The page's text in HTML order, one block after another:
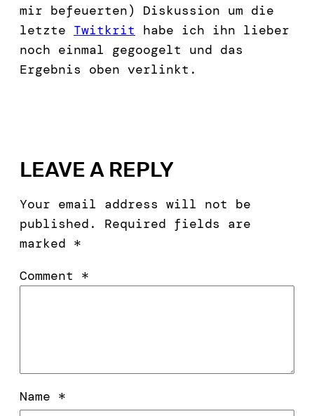
mir befeuerten) Diskussion um die
letzte Twitkrit habe ich ihn lieber
noch einmal gegoogelt und das
Ergebnis oben verlinkt.
LEAVE A REPLY
Your email address will not be
published.
Required fields are
marked *
Comment *
Name *